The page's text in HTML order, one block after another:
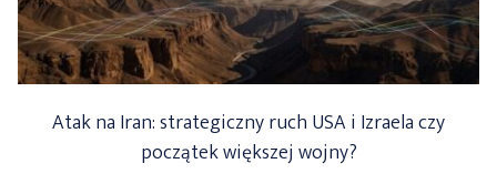
Atak na Iran: strategiczny ruch USA i Izraela czy
początek większej wojny?